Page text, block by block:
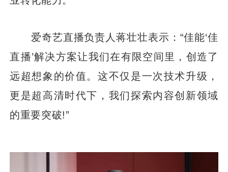
爱奇艺直播负责人蒋壮壮表示：“佳能‘佳
直播’解决方案让我们在有限空间里，创造了
远超想象的价值。这不仅是一次技术升级，
更是超高清时代下，我们探索内容创新领域
的重要突破!”